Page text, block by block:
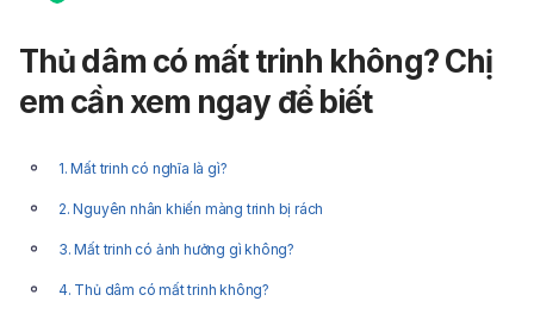
Thủ dâm có mất trinh không? Chị
em cần xem ngay để biết
1. Mất trinh có nghĩa là gì?
2. Nguyên nhân khiến màng trinh bị rách
3. Mất trinh có ảnh hưởng gì không?
4. Thủ dâm có mất trinh không?